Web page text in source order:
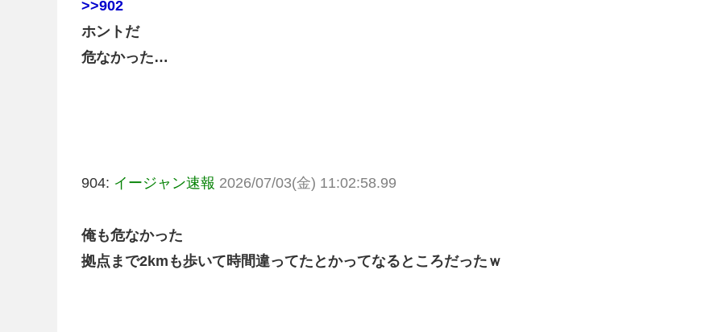
>>902
ホントだ
危なかった…
904: イージャン速報 2026/07/03(金) 11:02:58.99
俺も危なかった
拠点まで2kmも歩いて時間違ってたとかってなるところだったｗ